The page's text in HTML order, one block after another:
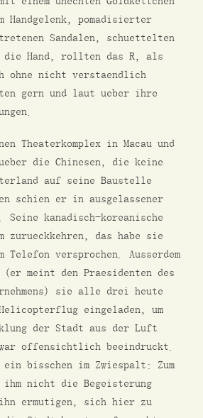
Handgelenk, pomadisierter
Sandalen, schuettelten
Hand, rollten das R, als
ohne nicht verstaendlich
gern und laut ueber ihre
Theaterkomplex in Macau und
die Chinesen, die keine
auf seine Baustelle
schien er in ausgelassener
Seine kanadisch-koreanische
zurueckkehren, das habe sie
Telefon versprochen. Ausserdem
(er meint den Praesidenten des
sie alle drei heute
eingeladen, um
der Stadt aus der Luft
offensichtlich beeindruckt.
bisschen im Zwiespalt: Zum
nicht die Begeisterung
ermutigen, sich hier zu